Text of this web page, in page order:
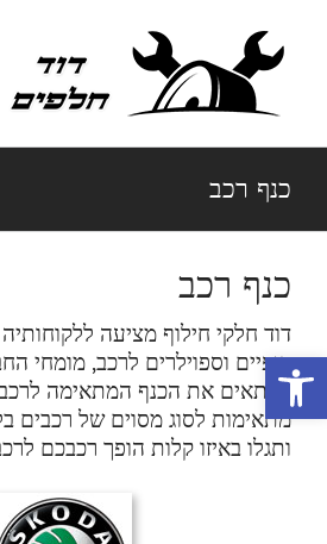
פתח סרגל נגישות
לתוכן
כנף רכב
כנף רכב
דוד חלקי חילוף מציעה
כנפיים וספוילרים לרכב, מומחי
להתאים את הכנף המתאימה
מתאימות לסוג מסוים של רכבים
ותגלו באיזו קלות הופך רכבכם